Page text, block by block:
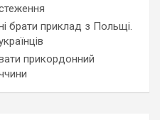
брати приклад з Польщі.
прикордонний